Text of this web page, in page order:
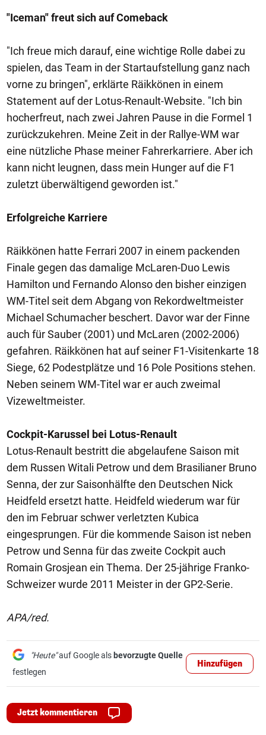
"Iceman" freut sich auf Comeback
"Ich freue mich darauf, eine wichtige Rolle dabei zu
spielen, das Team in der Startaufstellung ganz nach
vorne zu bringen", erklärte Räikkönen in einem
Statement auf der Lotus-Renault-Website. "Ich bin
hocherfreut, nach zwei Jahren Pause in die Formel 1
zurückzukehren. Meine Zeit in der Rallye-WM war
eine nützliche Phase meiner Fahrerkarriere. Aber ich
kann nicht leugnen, dass mein Hunger auf die F1
zuletzt überwältigend geworden ist."
Erfolgreiche Karriere
Räikkönen hatte Ferrari 2007 in einem packenden
Finale gegen das damalige McLaren-Duo Lewis
Hamilton und Fernando Alonso den bisher einzigen
WM-Titel seit dem Abgang von Rekordweltmeister
Michael Schumacher beschert. Davor war der Finne
auch für Sauber (2001) und McLaren (2002-2006)
gefahren. Räikkönen hat auf seiner F1-Visitenkarte 18
Siege, 62 Podestplätze und 16 Pole Positions stehen.
Neben seinem WM-Titel war er auch zweimal
Vizeweltmeister.
Cockpit-Karussel bei Lotus-Renault
Lotus-Renault bestritt die abgelaufene Saison mit
dem Russen Witali Petrow und dem Brasilianer Bruno
Senna, der zur Saisonhälfte den Deutschen Nick
Heidfeld ersetzt hatte. Heidfeld wiederum war für
den im Februar schwer verletzten Kubica
eingesprungen. Für die kommende Saison ist neben
Petrow und Senna für das zweite Cockpit auch
Romain Grosjean ein Thema. Der 25-jährige Franko-
Schweizer wurde 2011 Meister in der GP2-Serie.
APA/red.
"Heute"auf Google als bevorzugte Quelle
festlegen
Hinzufügen
Jetzt kommentieren